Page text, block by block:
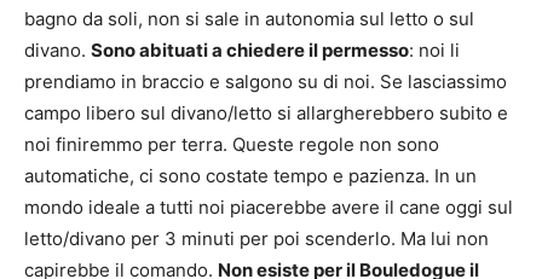
bagno da soli, non si sale in autonomia sul letto o sul
divano. Sono abituati a chiedere il permesso: noi li
prendiamo in braccio e salgono su di noi. Se lasciassimo
campo libero sul divano/letto si allargherebbero subito e
noi finiremmo per terra. Queste regole non sono
automatiche, ci sono costate tempo e pazienza. In un
mondo ideale a tutti noi piacerebbe avere il cane oggi sul
letto/divano per 3 minuti per poi scenderlo. Ma lui non
capirebbe il comando. Non esiste per il Bouledogue il